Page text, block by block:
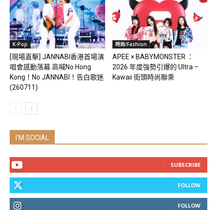
K-Pop
[現場直擊] JANNABI香港首場演
唱會感動落幕 高喊No Hong
Kong！No JANNABI！告白歌迷
(260711)
時尚/Fashion
APEE × BABYMONSTER ：
2026 年度強勢引爆的 Ultra –
Kawaii 街頭時尚聯乘
I'M SOCIAL
SUBSCRIBE
FOLLOW
FOLLOW